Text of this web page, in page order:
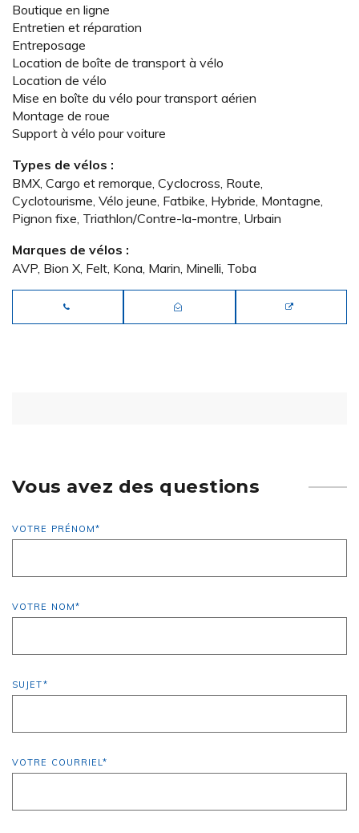
Boutique en ligne
Entretien et réparation
Entreposage
Location de boîte de transport à vélo
Location de vélo
Mise en boîte du vélo pour transport aérien
Montage de roue
Support à vélo pour voiture
Types de vélos :
BMX, Cargo et remorque, Cyclocross, Route,
Cyclotourisme, Vélo jeune, Fatbike, Hybride, Montagne,
Pignon fixe, Triathlon/Contre-la-montre, Urbain
Marques de vélos :
AVP, Bion X, Felt, Kona, Marin, Minelli, Toba
Vous avez des questions
VOTRE PRÉNOM*
VOTRE NOM*
SUJET*
VOTRE COURRIEL*